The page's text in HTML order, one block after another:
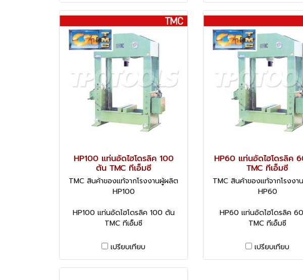
HP100 แท่นอัดไฮโดรลิค 100
ตัน TMC ทีเอ็มซี
TMC สินค้าของแท้จากโรงงานผู้ผลิต
HP100
HP100 แท่นอัดไฮโดรลิค 100 ตัน
TMC ทีเอ็มซี
เปรียบเทียบ
HP60 แท่นอัดไฮโดรลิค
TMC ทีเอ็มซี
TMC สินค้าของแท้จากโรงง
HP60
HP60 แท่นอัดไฮโดรลิค
TMC ทีเอ็มซี
เปรียบเทียบ